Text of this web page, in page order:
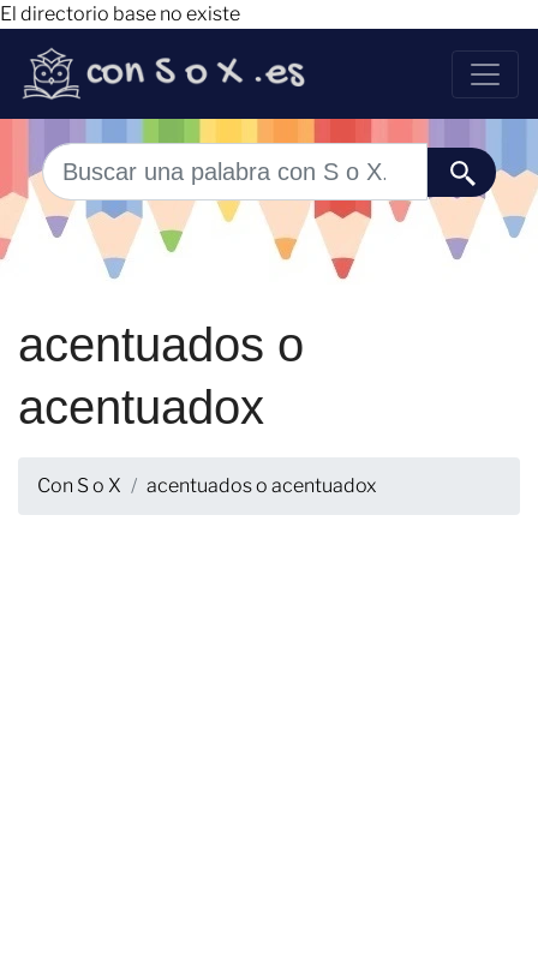
El directorio base no existe
acentuados o
acentuadox
Con S o X acentuados o acentuadox